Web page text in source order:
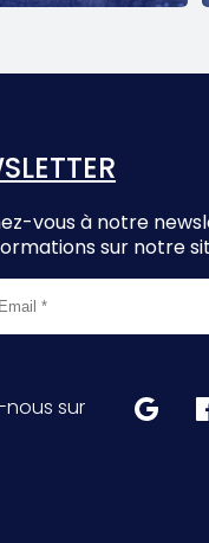
vous à notre
sur notre
nous sur